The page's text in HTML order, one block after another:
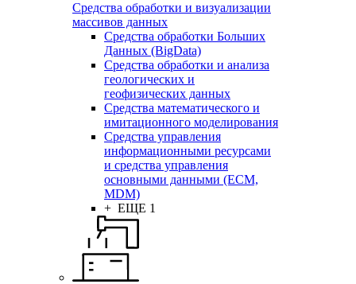
Средства обработки и визуализации
массивов данных
Средства обработки Больших
Данных (BigData)
Средства обработки и анализа
геологических и
геофизических данных
Средства математического и
имитационного моделирования
Средства управления
информационными ресурсами
и средства управления
основными данными (ECM,
MDM)
+ ЕЩЕ 1